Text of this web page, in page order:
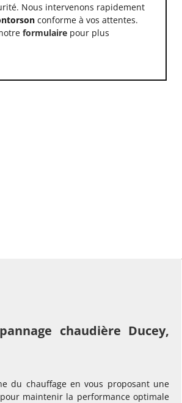
Nous intervenons rapidement
conforme à vos attentes.
formulaire pour plus
chaudière Ducey,
du chauffage en vous proposant une
maintenir la performance optimale